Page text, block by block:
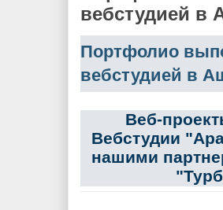
вебстудией в
Портфолио
вебстудией в
Веб-
Вебстудии
нашими